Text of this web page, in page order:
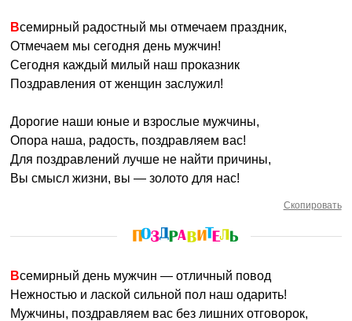
Всемирный радостный мы отмечаем праздник,
Отмечаем мы сегодня день мужчин!
Сегодня каждый милый наш проказник
Поздравления от женщин заслужил!
Дорогие наши юные и взрослые мужчины,
Опора наша, радость, поздравляем вас!
Для поздравлений лучше не найти причины,
Вы смысл жизни, вы — золото для нас!
Скопировать
Всемирный день мужчин — отличный повод
Нежностью и лаской сильной пол наш одарить!
Мужчины, поздравляем вас без лишних отговорок,